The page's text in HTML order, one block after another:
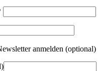
anmelden (optional)